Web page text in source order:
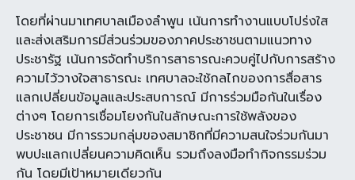
โดยที่ผ่านมาเทศบาลเมืองลำพูน เน้นการทำงานแบบโปร่งใส
และส่งเสริมการมีส่วนร่วมของภาคประชาชนตามแนวทาง
ประชารัฐ เน้นการจัดทำบริการสาธารณะควบคู่ไปกับการสร้าง
ความไว้วางใจสาธารณะ เทศบาลจะใช้กลไกของการสื่อสาร
แลกเปลี่ยนข้อมูลและประสบการณ์ มีการร่วมมือกันในเรื่อง
ต่างๆ โดยการเชื่อมโยงกันในลักษณะการใช้พลังของ
ประชาชน มีการรวมกลุ่มของสมาชิกที่มีความสนใจร่วมกันมา
พบปะแลกเปลี่ยนความคิดเห็น รวมถึงลงมือทำกิจกรรมร่วม
กัน โดยมีเป้าหมายเดียวกัน